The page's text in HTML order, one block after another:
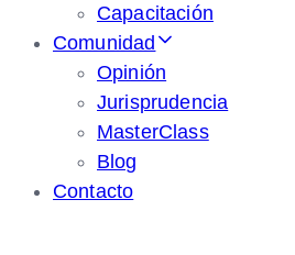
Capacitación
Comunidad
Opinión
Jurisprudencia
MasterClass
Blog
Contacto